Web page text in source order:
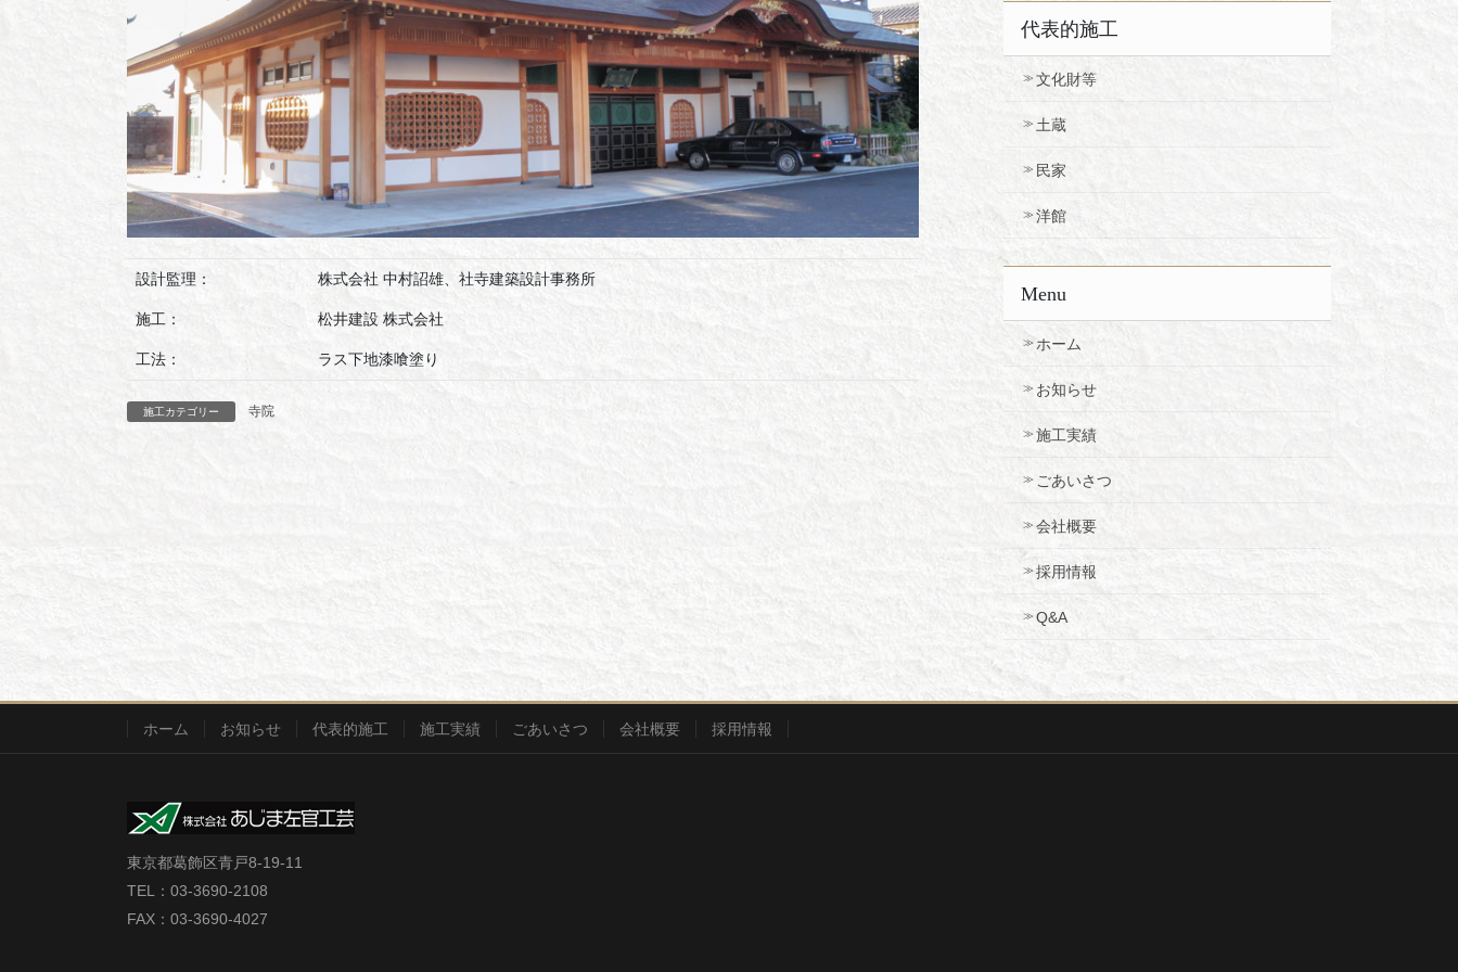
設計監理： 株式会社 中村詔雄、社寺建築設計事務所
施工： 松井建設 株式会社
工法： ラス下地漆喰塗り
施工カテゴリー 寺院
代表的施工
文化財等
土蔵
民家
洋館
Menu
ホーム
お知らせ
施工実績
ごあいさつ
会社概要
採用情報
Q&A
ホーム お知らせ 代表的施工 施工実績 ごあいさつ 会社概要 採用情報
東京都葛飾区青戸8-19-11
TEL：03-3690-2108
FAX：03-3690-4027